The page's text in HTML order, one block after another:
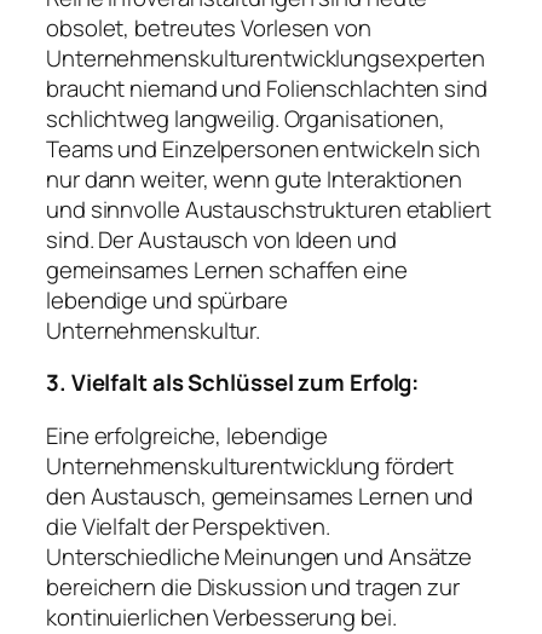
obsolet, betreutes Vorlesen von
Unternehmenskulturentwicklungsexperten
braucht niemand und Folienschlachten sind
schlichtweg langweilig. Organisationen,
Teams und Einzelpersonen entwickeln sich
nur dann weiter, wenn gute Interaktionen
und sinnvolle Austauschstrukturen etabliert
sind. Der Austausch von Ideen und
gemeinsames Lernen schaffen eine
lebendige und spürbare
Unternehmenskultur.
3. Vielfalt als Schlüssel zum Erfolg:
Eine erfolgreiche, lebendige
Unternehmenskulturentwicklung fördert
den Austausch, gemeinsames Lernen und
die Vielfalt der Perspektiven.
Unterschiedliche Meinungen und Ansätze
bereichern die Diskussion und tragen zur
kontinuierlichen Verbesserung bei.